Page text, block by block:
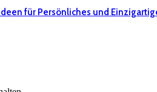
für Persönliches und